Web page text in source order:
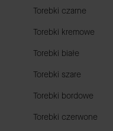
Torebki czarne
Torebki kremowe
Torebki białe
Torebki szare
Torebki bordowe
Torebki czerwone